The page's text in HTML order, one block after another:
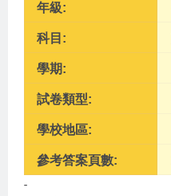
年級:
科目:
學期:
試卷類型:
學校地區:
參考答案頁數:
-